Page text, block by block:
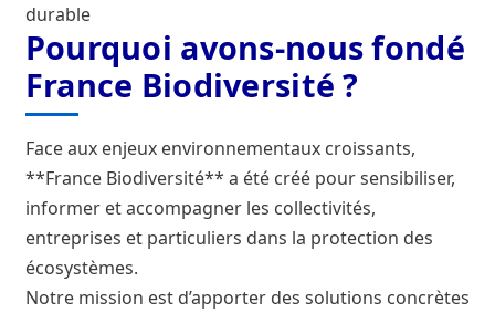
France Biodiversité, connaître et respecter la nature
Histoire de l’Etablissement
projet de loi
La concertation
Le frelon oriental
durable
Pourquoi avons-nous fondé
France Biodiversité ?
Face aux enjeux environnementaux croissants,
**France Biodiversité** a été créé pour sensibiliser,
informer et accompagner les collectivités,
entreprises et particuliers dans la protection des
écosystèmes.
Notre mission est d’apporter des solutions concrètes